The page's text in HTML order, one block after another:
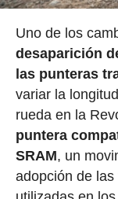
Uno de los
desaparición
las punteras
variar la
rueda en la
puntera
SRAM, un
adopción de